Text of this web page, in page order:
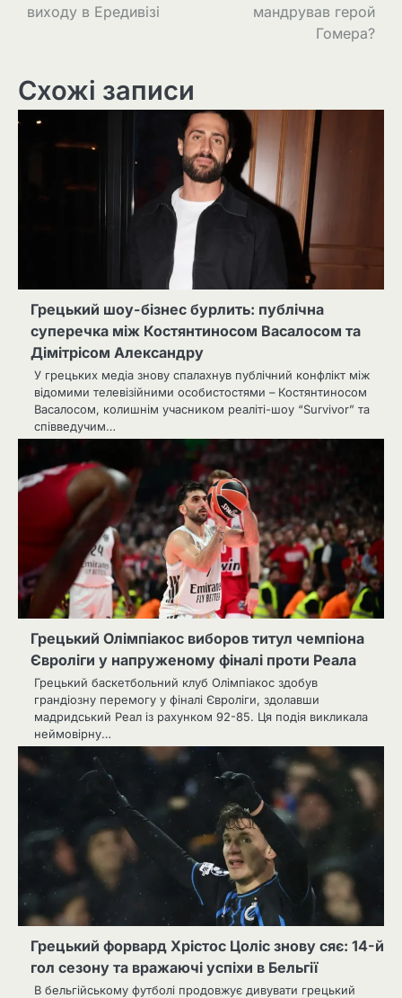
виходу в Ередивізі
мандрував герой
Гомера?
Схожі записи
Грецький шоу-бізнес бурлить: публічна
суперечка між Костянтиносом Васалосом та
Дімітрісом Александру
У грецьких медіа знову спалахнув публічний конфлікт між
відомими телевізійними особистостями – Костянтиносом
Васалосом, колишнім учасником реаліті-шоу “Survivor” та
співведучим…
Грецький Олімпіакос виборов титул чемпіона
Євроліги у напруженому фіналі проти Реала
Грецький баскетбольний клуб Олімпіакос здобув
грандіозну перемогу у фіналі Євроліги, здолавши
мадридський Реал із рахунком 92-85. Ця подія викликала
неймовірну…
Грецький форвард Хрістос Цоліс знову сяє: 14-й
гол сезону та вражаючі успіхи в Бельгії
В бельгійському футболі продовжує дивувати грецький